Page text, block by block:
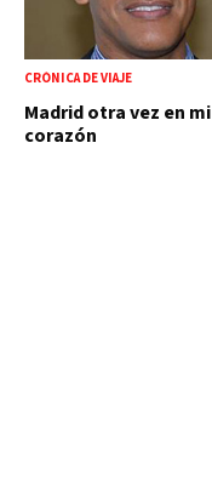
CRÓNICA DE VIAJE
Madrid otra vez en mi
corazón